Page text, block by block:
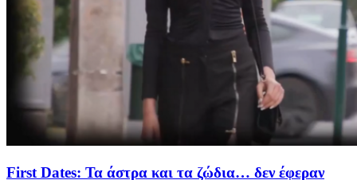
First Dates: Τα άστρα και τα ζώδια… δεν έφεραν